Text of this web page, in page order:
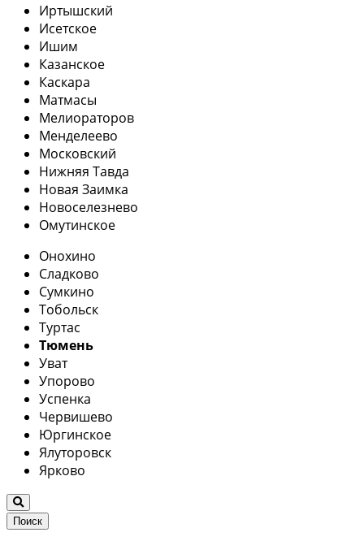
Иртышский
Исетское
Ишим
Казанское
Каскара
Матмасы
Мелиораторов
Менделеево
Московский
Нижняя Тавда
Новая Заимка
Новоселезнево
Омутинское
Онохино
Сладково
Сумкино
Тобольск
Туртас
Тюмень
Уват
Упорово
Успенка
Червишево
Юргинское
Ялуторовск
Ярково
Поиск